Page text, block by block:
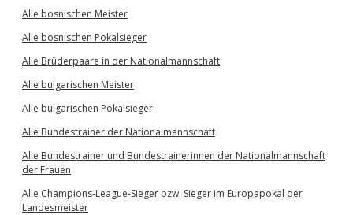
Alle bosnischen Meister
Alle bosnischen Pokalsieger
Alle Brüderpaare in der Nationalmannschaft
Alle bulgarischen Meister
Alle bulgarischen Pokalsieger
Alle Bundestrainer der Nationalmannschaft
Alle Bundestrainer und Bundestrainerinnen der Nationalmannschaft
der Frauen
Alle Champions-League-Sieger bzw. Sieger im Europapokal der
Landesmeister